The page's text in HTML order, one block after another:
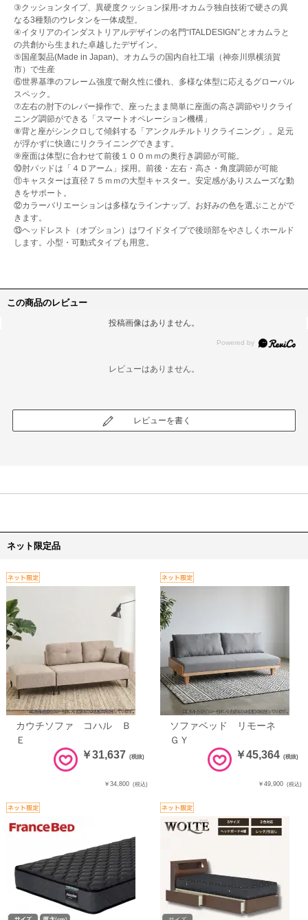
③クッションタイプ、異硬度クッション採用-オカムラ独自技術で硬さの異
なる3種類のウレタンを一体成型。
④イタリアのインダストリアルデザインの名門“ITALDESIGN”とオカムラと
の共創から生まれた卓越したデザイン。
⑤国産製品(Made in Japan)。オカムラの国内自社工場（神奈川県横須賀
市）で生産
⑥世界基準のフレーム強度で耐久性に優れ、多様な体型に応えるグローバル
スペック。
⑦左右の肘下のレバー操作で、座ったまま簡単に座面の高さ調節やリクライ
ニング調節ができる「スマートオペレーション機構」
⑧背と座がシンクロして傾斜する「アンクルチルトリクライニング」。足元
が浮かずに快適にリクライニングできます。
⑨座面は体型に合わせて前後１００ｍｍの奥行き調節が可能。
⑩肘パッドは「４Ｄアーム」採用。前後・左右・高さ・角度調節が可能
⑪キャスターは直径７５ｍｍの大型キャスター。安定感がありスムーズな動
きをサポート。
⑫カラーバリエーションは多様なラインナップ。お好みの色を選ぶことがで
きます。
⑬ヘッドレスト（オプション）はワイドタイプで後頭部をやさしくホールド
します。小型・可動式タイプも用意。
この商品のレビュー
投稿画像はありません。
レビューはありません。
レビューを書く
ネット限定品
カウチソファ コハル Ｂ
Ｅ
￥31,637 (税抜)
￥34,800 (税込)
ソファベッド リモーネ
ＧＹ
￥45,364 (税抜)
￥49,900 (税込)